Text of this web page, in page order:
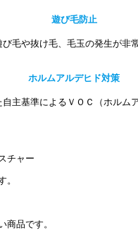
遊び毛防止
毛や抜け毛、毛玉の発生が非
ホルムアルデヒド対策
主基準によるＶＯＣ（ホルム
チャー
商品です。